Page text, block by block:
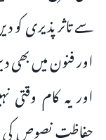
سے تاثر پذیری کو
اور فنون میں بھی
اور یہ کام
حفاظت نصوص کی